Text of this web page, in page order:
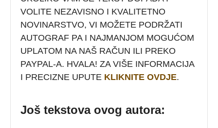
VOLITE NEZAVISNO I KVALITETNO
NOVINARSTVO, VI MOŽETE PODRŽATI
AUTOGRAF PA I NAJMANJOM MOGUĆOM
UPLATOM NA NAŠ RAČUN ILI PREKO
PAYPAL-A. HVALA! ZA VIŠE INFORMACIJA
I PRECIZNE UPUTE KLIKNITE OVDJE.
Još tekstova ovog autora: